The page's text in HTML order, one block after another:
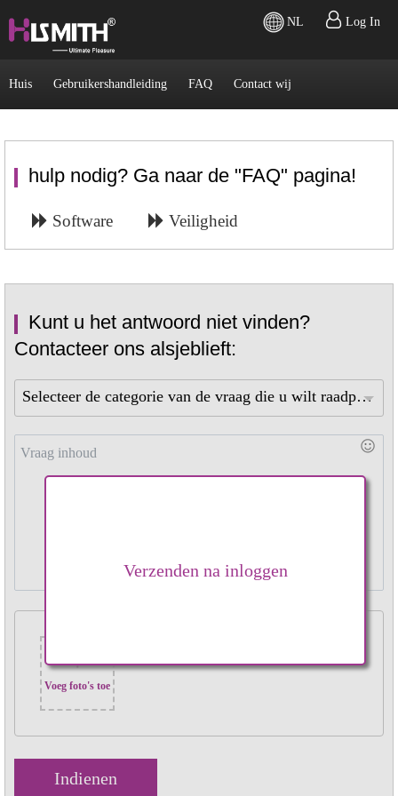
Log In
NL
Huis Gebruikershandleiding FAQ Contact wij
hulp nodig? Ga naar de "FAQ" pagina!
Software Veiligheid
Kunt u het antwoord niet vinden?
Contacteer ons alsjeblieft:
Selecteer de categorie van de vraag die u wilt raadplegen
+
Voeg foto's toe
Indienen
Verzenden na inloggen